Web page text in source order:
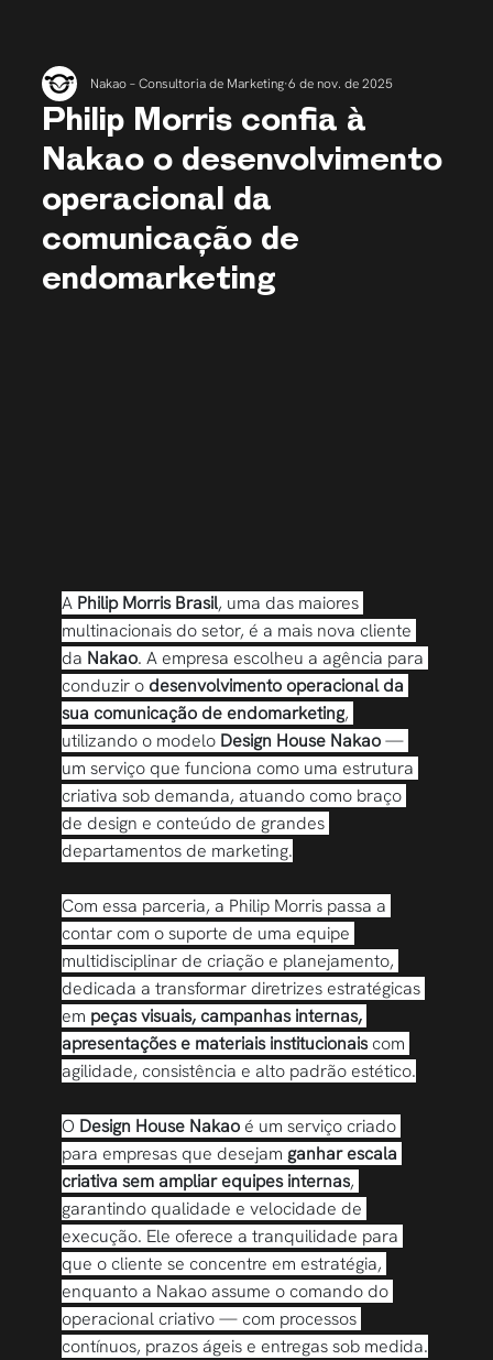
Philip Morris confia à
Nakao o desenvolvimento
operacional da
comunicação de
endomarketing
Nakao – Consultoria de Marketing 6 de nov. de 2025
A Philip Morris Brasil, uma das maiores
multinacionais do setor, é a mais nova cliente
da Nakao. A empresa escolheu a agência para
conduzir o desenvolvimento operacional da
sua comunicação de endomarketing,
utilizando o modelo Design House Nakao —
um serviço que funciona como uma estrutura
criativa sob demanda, atuando como braço
de design e conteúdo de grandes
departamentos de marketing.
Com essa parceria, a Philip Morris passa a
contar com o suporte de uma equipe
multidisciplinar de criação e planejamento,
dedicada a transformar diretrizes estratégicas
em peças visuais, campanhas internas,
apresentações e materiais institucionais com
agilidade, consistência e alto padrão estético.
O Design House Nakao é um serviço criado
para empresas que desejam ganhar escala
criativa sem ampliar equipes internas,
garantindo qualidade e velocidade de
execução. Ele oferece a tranquilidade para
que o cliente se concentre em estratégia,
enquanto a Nakao assume o comando do
operacional criativo — com processos
contínuos, prazos ágeis e entregas sob medida.